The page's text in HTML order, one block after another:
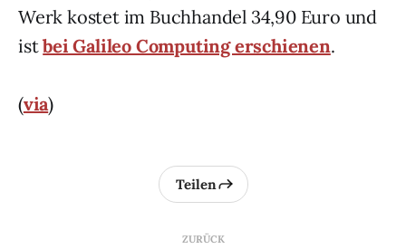
Werk kostet im Buchhandel 34,90 Euro und
istbei Galileo Computing erschienen.
(via)
ZURÜCK
Teilen